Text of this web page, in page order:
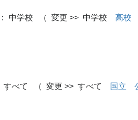
： 中学校 （ 変更 >> 中学校 高校
すべて （ 変更 >> すべて 国立